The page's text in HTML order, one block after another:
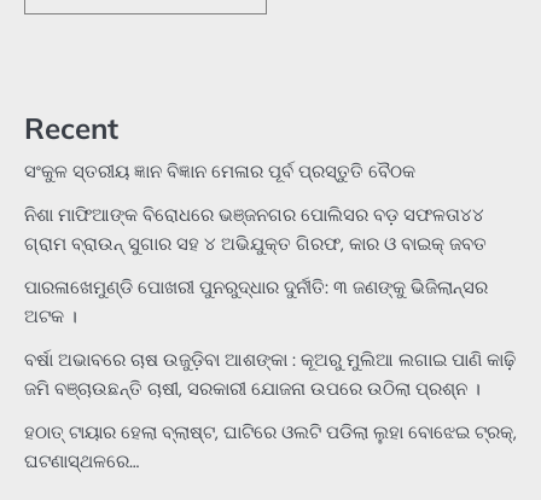
Recent
ସଂକୁଳ ସ୍ତରୀୟ ଜ୍ଞାନ ବିଜ୍ଞାନ ମେଳାର ପୂର୍ବ ପ୍ରସ୍ତୁତି ବୈଠକ
ନିଶା ମାଫିଆଙ୍କ ବିରୋଧରେ ଭଞ୍ଜନଗର ପୋଲିସର ବଡ଼ ସଫଳତା୪୪
ଗ୍ରାମ ବ୍ରାଉନ୍ ସୁଗାର ସହ ୪ ଅଭିଯୁକ୍ତ ଗିରଫ, କାର ଓ ବାଇକ୍ ଜବତ
ପାରଳାଖେମୁଣ୍ଡି ପୋଖରୀ ପୁନରୁଦ୍ଧାର ଦୁର୍ନୀତି: ୩ ଜଣଙ୍କୁ ଭିଜିଲାନ୍ସର
ଅଟକ ।
ବର୍ଷା ଅଭାବରେ ଚାଷ ଉଜୁଡ଼ିବା ଆଶଙ୍କା : କୂଅରୁ ମୁଲିଆ ଲଗାଇ ପାଣି କାଢ଼ି
ଜମି ବଞ୍ଚାଉଛନ୍ତି ଚାଷୀ, ସରକାରୀ ଯୋଜନା ଉପରେ ଉଠିଲା ପ୍ରଶ୍ନ ।
ହଠାତ୍‌ ଟାୟାର ହେଲା ବ୍ଲାଷ୍ଟ, ଘାଟିରେ ଓଲଟି ପଡିଲା ଲୁହା ବୋଝେଇ ଟ୍ରକ୍‌,
ଘଟଣାସ୍ଥଳରେ…